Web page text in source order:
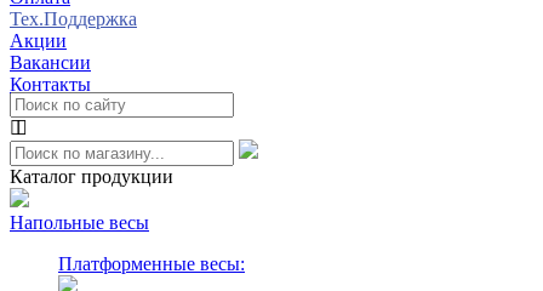
Тех.Поддержка
Акции
Вакансии
Контакты
Каталог продукции
Напольные весы
Платформенные весы: